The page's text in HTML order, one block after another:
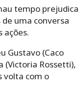
tempo prejudica
uma conversa
ações.
Gustavo (Caco
(Victoria Rossetti),
volta com o